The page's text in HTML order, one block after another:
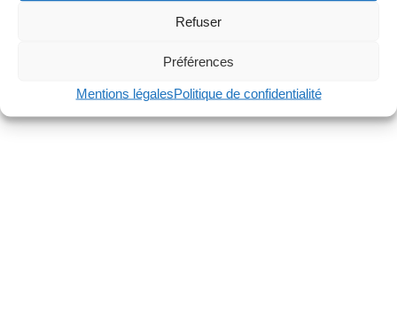
Refuser
Préférences
Mentions légalesPolitique de confidentialité